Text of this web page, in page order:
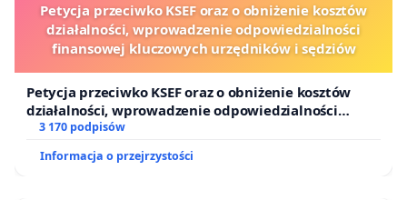
Petycja przeciwko KSEF oraz o obniżenie kosztów
działalności, wprowadzenie odpowiedzialności
finansowej kluczowych urzędników i sędziów
Petycja przeciwko KSEF oraz o obniżenie kosztów
działalności, wprowadzenie odpowiedzialności
finansowej kluczowych urzędników i sędziów
3 170 podpisów
Informacja o przejrzystości